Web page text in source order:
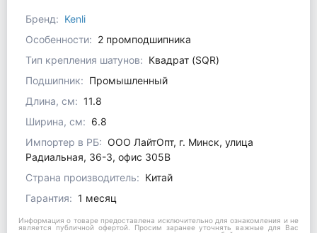
Бренд: Kenli
Особенности: 2 промподшипника
Тип крепления шатунов: Квадрат (SQR)
Подшипник: Промышленный
Длина, см: 11.8
Ширина, см: 6.8
Импортер в РБ: ООО ЛайтОпт, г. Минск, улица
Радиальная, 36-3, офис 305В
Страна производитель: Китай
Гарантия: 1 месяц
Информация о товаре предоставлена исключительно для ознакомления и не
является публичной офертой. Просим заранее уточнять важные для Вас